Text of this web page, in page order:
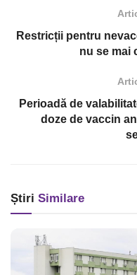
Restricții pentru
nu se mai
Perioadă de
doze de vaccin
Știri Similare